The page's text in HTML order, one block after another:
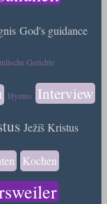
God's guidance
Gerichte
Hymns
Interview
Ježíš Kristus
Kochen